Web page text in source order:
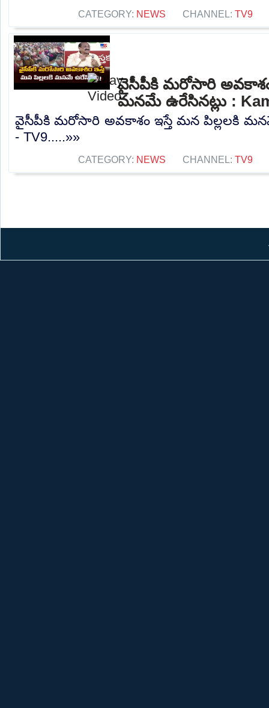
CATEGORY: NEWS CHANNEL: TV9
వైసీపీకి మరోసారి అవకాశం
మనమే ఉరేసినట్లు :
వైసీపీకి మరోసారి అవకాశం ఇస్తే మన పిల్లలకి మనమే
- TV9.....»»
CATEGORY: NEWS CHANNEL: TV9